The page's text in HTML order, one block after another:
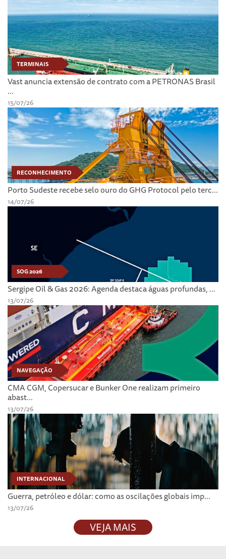
TERMINAIS
Vast anuncia extensão de contrato com a PETRONAS Brasil
...
15/07/26
RECONHECIMENTO
Porto Sudeste recebe selo ouro do GHG Protocol pelo terc...
14/07/26
SOG 2026
Sergipe Oil & Gas 2026: Agenda destaca águas profundas, ...
13/07/26
NAVEGAÇÃO
CMA CGM, Copersucar e Bunker One realizam primeiro
abast...
13/07/26
INTERNACIONAL
Guerra, petróleo e dólar: como as oscilações globais imp...
13/07/26
VEJA MAIS